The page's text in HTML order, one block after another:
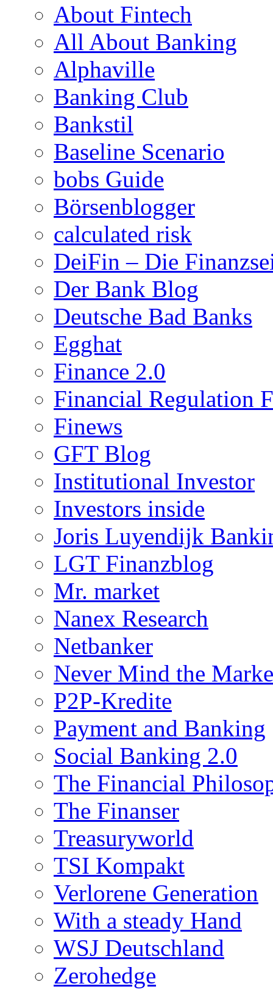
About Fintech
All About Banking
Alphaville
Banking Club
Bankstil
Baseline Scenario
bobs Guide
Börsenblogger
calculated risk
DeiFin – Die
Der Bank Blog
Deutsche Bad Banks
Egghat
Finance 2.0
Financial Regulation
Finews
GFT Blog
Institutional Investor
Investors inside
Joris Luyendijk
LGT Finanzblog
Mr. market
Nanex Research
Netbanker
Never Mind the
P2P-Kredite
Payment and Banking
Social Banking 2.0
The Financial
The Finanser
Treasuryworld
TSI Kompakt
Verlorene Generation
With a steady Hand
WSJ Deutschland
Zerohedge